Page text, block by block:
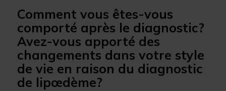
Comment vous êtes-vous
comporté après le diagnostic?
Avez-vous apporté des
changements dans votre style
de vie en raison du diagnostic
de lipœdème?